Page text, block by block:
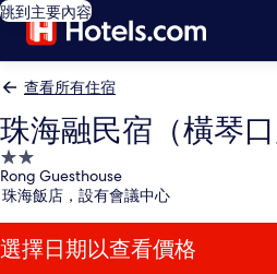
跳到主要內容
查看所有住宿
珠海融民宿（橫琴口
2.0
星
級
住
宿
Rong Guesthouse
珠海飯店，設有會議中心
選擇日期以查看價格